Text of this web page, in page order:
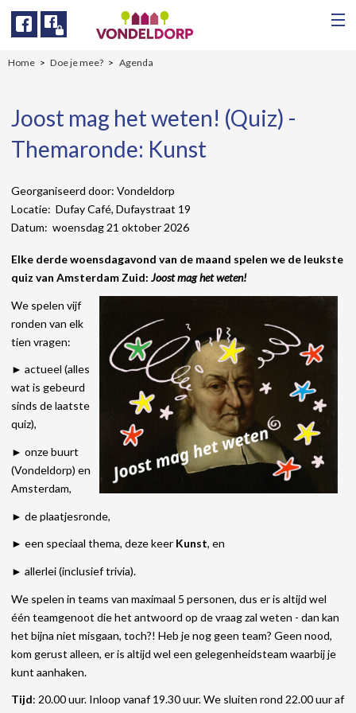
Facebook
Home Doe je mee? Agenda
Joost mag het weten! (Quiz) -
Themaronde: Kunst
Georganiseerd door: Vondeldorp
Locatie: Dufay Café, Dufaystraat 19
Datum: woensdag 21 oktober 2026
Elke derde woensdagavond van de maand spelen we de leukste
quiz van Amsterdam Zuid: Joost mag het weten!
We spelen vijf
ronden van elk
tien vragen:
► actueel (alles
wat is gebeurd
sinds de laatste
quiz),
► onze buurt
(Vondeldorp) en
Amsterdam,
► de plaatjesronde,
► een speciaal thema, deze keer Kunst, en
► allerlei (inclusief trivia).
We spelen in teams van maximaal 5 personen, dus er is altijd wel
één teamgenoot die het antwoord op de vraag zal weten - dan kan
het bijna niet misgaan, toch?! Heb je nog geen team? Geen nood,
kom gerust alleen, er is altijd wel een gelegenheidsteam waarbij je
kunt aanhaken.
Tijd: 20.00 uur. Inloop vanaf 19.30 uur. We sluiten rond 22.00 uur af